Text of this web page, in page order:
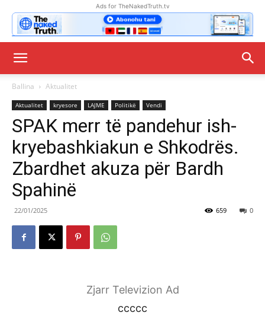
Ads for TheNakedTruth.tv
Ballina Aktualitet
Aktualitet kryesore LAJME Politikë Vendi
SPAK merr të pandehur ish-
kryebashkiakun e Shkodrës.
Zbardhet akuza për Bardh
Spahinë
22/01/2025 0
659
Zjarr Televizion Ad
ccccc